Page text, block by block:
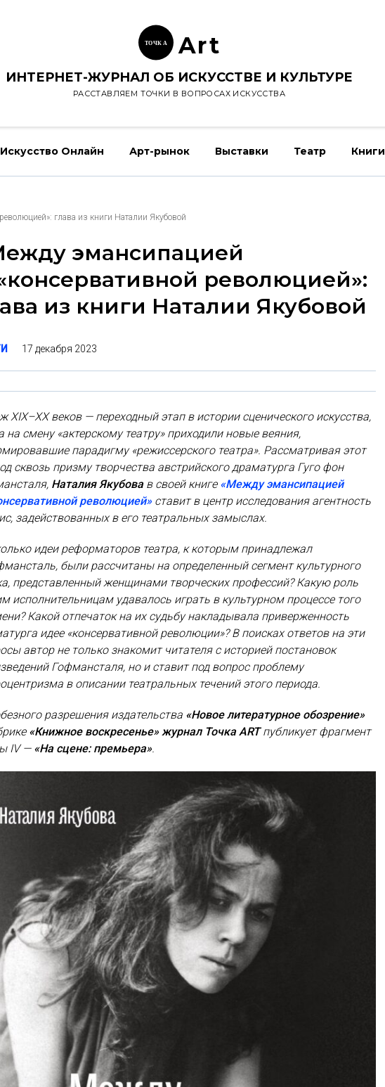
ТОЧК А Art
ИНТЕРНЕТ-ЖУРНАЛ ОБ ИСКУССТВЕ И КУЛЬТУРЕ
РАССТАВЛЯЕМ ТОЧКИ В ВОПРОСАХ ИСКУССТВА
Искусство Онлайн Арт-рынок Выставки Театр Книги
глава из книги Наталии Якубовой
эмансипацией
революцией»:
из книги Наталии Якубовой
17 декабря 2023
XIX–XX веков — переходный этап в истории сценического искусства,
на смену «актерскому театру» приходили новые веяния,
парадигму «режиссерского театра». Рассматривая этот
сквозь призму творчества австрийского драматурга Гуго фон
Наталия Якубова в своей книге «Между эмансипацией
революцией»ставит в центр исследования агентность
задействованных в его театральных замыслах.
идеи реформаторов театра, к которым принадлежал
были рассчитаны на определенный сегмент культурного
представленный женщинами творческих профессий? Какую роль
исполнительницам удавалось играть в культурном процессе того
Какой отпечаток на их судьбу накладывала приверженность
идее «консервативной революции»? В поисках ответов на эти
автор не только знакомит читателя с историей постановок
Гофмансталя, но и ставит под вопрос проблему
в описании театральных течений этого периода.
разрешения издательства «Новое литературное обозрение»
«Книжное воскресенье» журнал Точка ARTпубликует фрагмент
IV — «На сцене: премьера».